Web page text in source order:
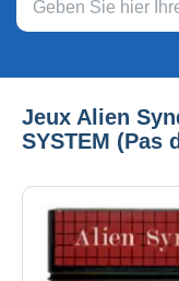
Jeux Alien
SYSTEM (Pas